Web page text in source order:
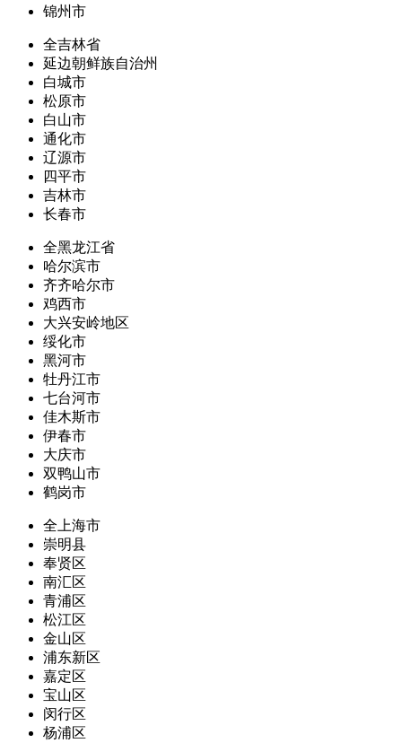
锦州市
全吉林省
延边朝鲜族自治州
白城市
松原市
白山市
通化市
辽源市
四平市
吉林市
长春市
全黑龙江省
哈尔滨市
齐齐哈尔市
鸡西市
大兴安岭地区
绥化市
黑河市
牡丹江市
七台河市
佳木斯市
伊春市
大庆市
双鸭山市
鹤岗市
全上海市
崇明县
奉贤区
南汇区
青浦区
松江区
金山区
浦东新区
嘉定区
宝山区
闵行区
杨浦区